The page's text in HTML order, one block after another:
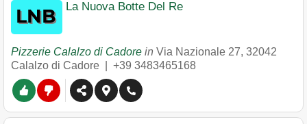
La Nuova Botte Del Re
Pizzerie Calalzo di Cadore in Via Nazionale 27, 32042
Calalzo di Cadore
+39 3483465168